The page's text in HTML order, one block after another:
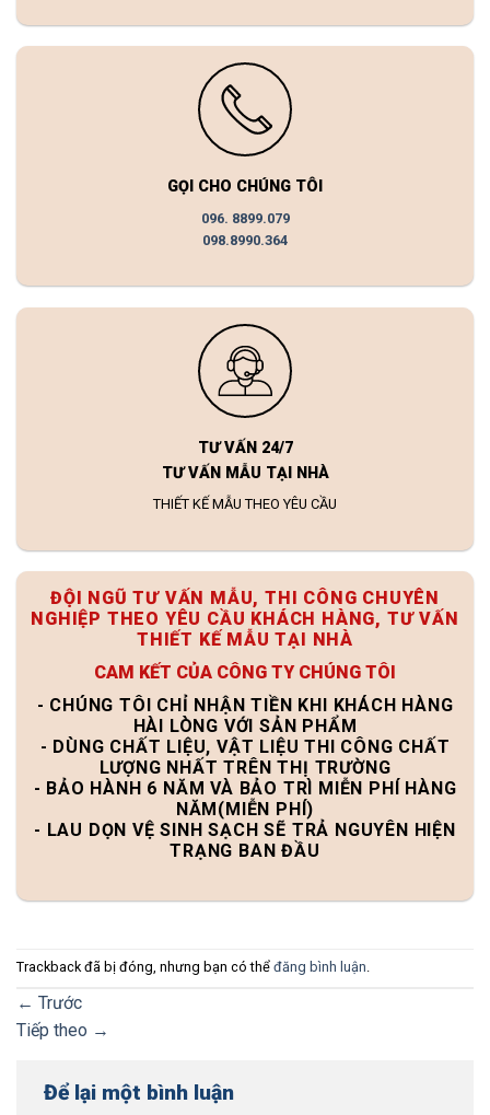
GỌI CHO CHÚNG TÔI
096. 8899.079
098.8990.364
TƯ VẤN 24/7
TƯ VẤN MẪU TẠI NHÀ
THIẾT KẾ MẪU THEO YÊU CẦU
ĐỘI NGŨ TƯ VẤN MẪU, THI CÔNG CHUYÊN
NGHIỆP THEO YÊU CẦU KHÁCH HÀNG, TƯ VẤN
THIẾT KẾ MẪU TẠI NHÀ
CAM KẾT CỦA CÔNG TY CHÚNG TÔI
- CHÚNG TÔI CHỈ NHẬN TIỀN KHI KHÁCH HÀNG
HÀI LÒNG VỚI SẢN PHẨM
- DÙNG CHẤT LIỆU, VẬT LIỆU THI CÔNG CHẤT
LƯỢNG NHẤT TRÊN THỊ TRƯỜNG
- BẢO HÀNH 6 NĂM VÀ BẢO TRÌ MIỄN PHÍ HÀNG
NĂM(MIỄN PHÍ)
- LAU DỌN VỆ SINH SẠCH SẼ TRẢ NGUYÊN HIỆN
TRẠNG BAN ĐẦU
Trackback đã bị đóng, nhưng bạn có thể đăng bình luận
← Trước
Tiếp theo →
Để lại một bình luận